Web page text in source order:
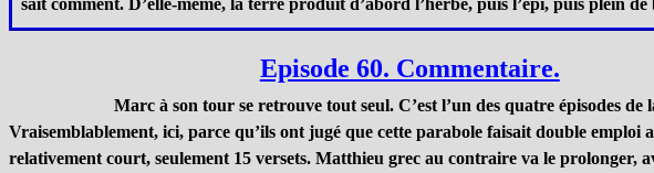
sait comment. D’elle-même, la terre produit d’abord l’herbe, puis l’épi, puis plein
Episode 60. Commentaire.
Marc à son tour se retrouve tout seul. C’est l’un des quatre épisodes
Vraisemblablement, ici, parce qu’ils ont jugé que cette parabole faisait double emploi
relativement court, seulement 15 versets. Matthieu grec au contraire va le prolonger,